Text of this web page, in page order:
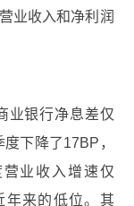
业收入和净利润
银行净息差仅
下降了17BP，
业收入增速仅
年来的低位。其